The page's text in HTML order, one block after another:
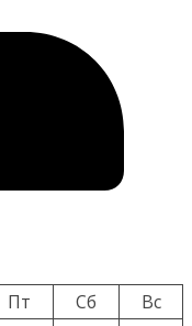
Пт Сб
Вс